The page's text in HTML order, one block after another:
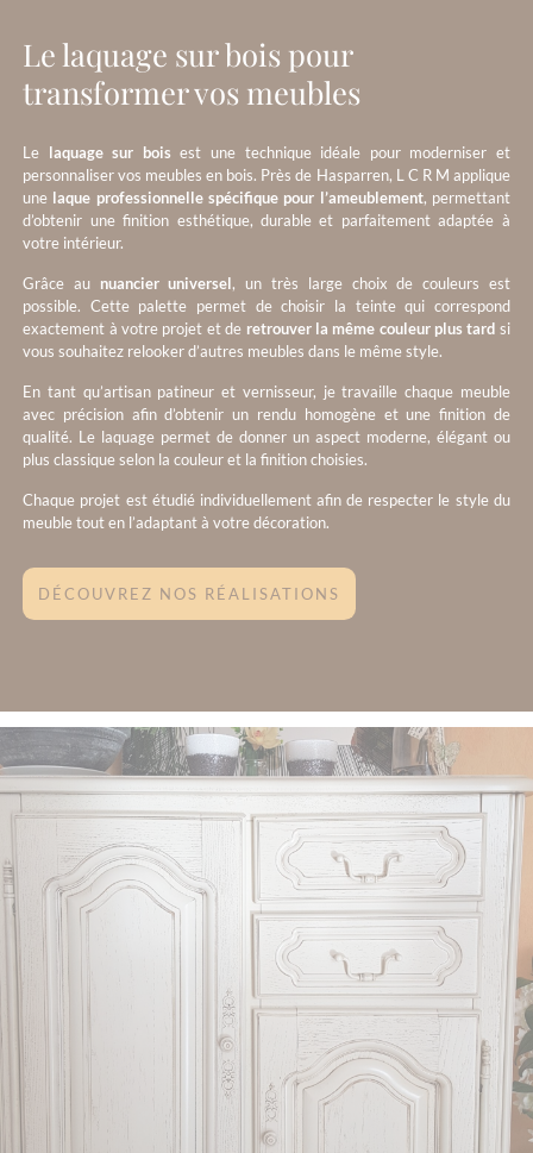
Le laquage sur bois pour
transformer vos meubles
Le laquage sur bois est une technique idéale pour moderniser et
personnaliser vos meubles en bois. Près de Hasparren, L C R M applique
une laque professionnelle spécifique pour l’ameublement, permettant
d’obtenir une finition esthétique, durable et parfaitement adaptée à
votre intérieur.
Grâce au nuancier universel, un très large choix de couleurs est
possible. Cette palette permet de choisir la teinte qui correspond
exactement à votre projet et de retrouver la même couleur plus tard si
vous souhaitez relooker d’autres meubles dans le même style.
En tant qu’artisan patineur et vernisseur, je travaille chaque meuble
avec précision afin d’obtenir un rendu homogène et une finition de
qualité. Le laquage permet de donner un aspect moderne, élégant ou
plus classique selon la couleur et la finition choisies.
Chaque projet est étudié individuellement afin de respecter le style du
meuble tout en l’adaptant à votre décoration.
DÉCOUVREZ NOS RÉALISATIONS